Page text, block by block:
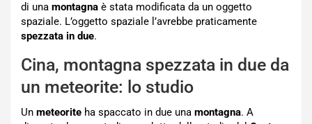
di una montagna è stata modificata da un oggetto
spaziale. L’oggetto spaziale l’avrebbe praticamente
spezzata in due.
Cina, montagna spezzata in due da
un meteorite: lo studio
Un meteorite ha spaccato in due una montagna. A